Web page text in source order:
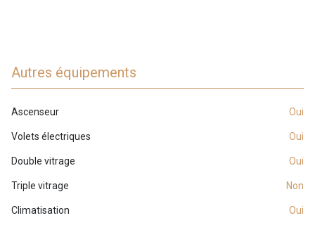
Autres équipements
Ascenseur oui
Volets électriques oui
Double vitrage oui
Triple vitrage non
Climatisation oui